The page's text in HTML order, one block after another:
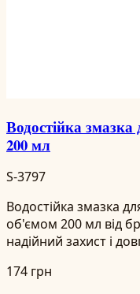
Водостійка
200 мл
S-3797
Водостійка змазка
об'ємом 200 мл від
надійний захист і
174 грн